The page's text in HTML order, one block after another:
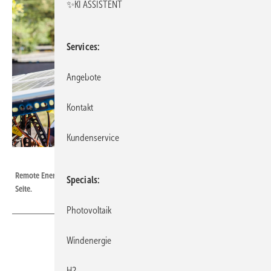
Remote Energy stellt den Studentinnen in Nairobi Ausbilderinnen an die
Seite.
✨KI ASSISTENT
Services
Angebote
Kontakt
Kundenservice
Specials
Photovoltaik
Windenergie